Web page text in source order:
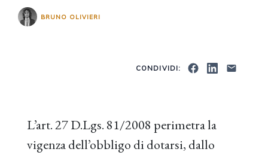
BRUNO OLIVIERI
CONDIVIDI:
L’art. 27 D.Lgs. 81/2008 perimetra la
vigenza dell’obbligo di dotarsi, dallo